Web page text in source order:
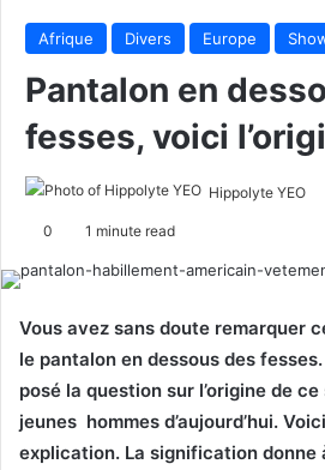
Afrique Divers Europe
Pantalon en
fesses, voici
Hippolyte YEO
0 1 minute read
Vous avez sans doute remarquer
le pantalon en dessous des
posé la question sur l’origine de
jeunes hommes d’aujourd’hui.
explication. La signification donne